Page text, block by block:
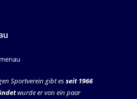
Sportverein gibt esseit 1966
wurde er von ein paar